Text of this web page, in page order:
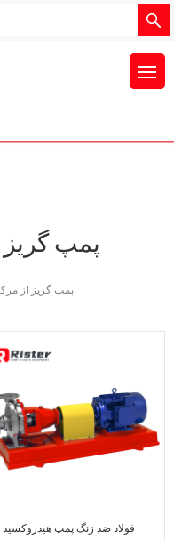
پمپ گریز
پمپ گریز از